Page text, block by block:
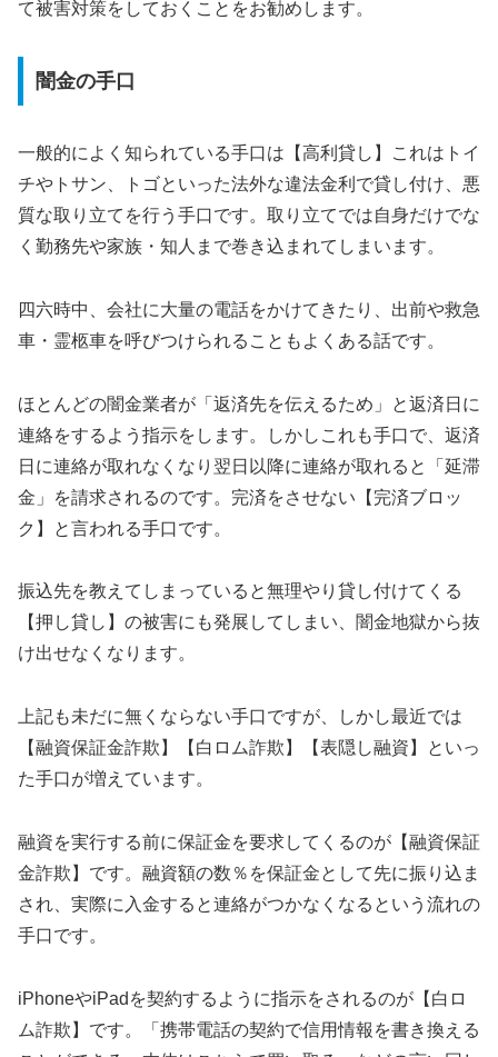
て被害対策をしておくことをお勧めします。
闇金の手口
一般的によく知られている手口は【高利貸し】これはトイ
チやトサン、トゴといった法外な違法金利で貸し付け、悪
質な取り立てを行う手口です。取り立てでは自身だけでな
く勤務先や家族・知人まで巻き込まれてしまいます。
四六時中、会社に大量の電話をかけてきたり、出前や救急
車・霊柩車を呼びつけられることもよくある話です。
ほとんどの闇金業者が「返済先を伝えるため」と返済日に
連絡をするよう指示をします。しかしこれも手口で、返済
日に連絡が取れなくなり翌日以降に連絡が取れると「延滞
金」を請求されるのです。完済をさせない【完済ブロッ
ク】と言われる手口です。
振込先を教えてしまっていると無理やり貸し付けてくる
【押し貸し】の被害にも発展してしまい、闇金地獄から抜
け出せなくなります。
上記も未だに無くならない手口ですが、しかし最近では
【融資保証金詐欺】【白ロム詐欺】【表隠し融資】といっ
た手口が増えています。
融資を実行する前に保証金を要求してくるのが【融資保証
金詐欺】です。融資額の数％を保証金として先に振り込ま
され、実際に入金すると連絡がつかなくなるという流れの
手口です。
iPhoneやiPadを契約するように指示をされるのが【白ロ
ム詐欺】です。「携帯電話の契約で信用情報を書き換える